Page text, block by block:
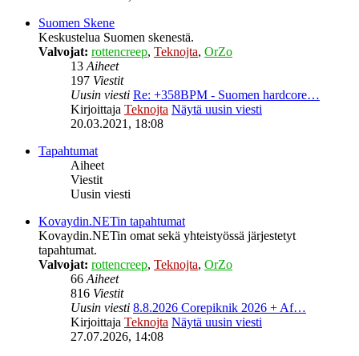
Suomen Skene
Keskustelua Suomen skenestä.
Valvojat: rottencreep, Teknojta, OrZo
13Aiheet
197 Viestit
Uusin viesti Re: +358BPM - Suomen hardcore…
Kirjoittaja Teknojta Näytä uusin viesti
20.03.2021, 18:08
Tapahtumat
Aiheet
Viestit
Uusin viesti
Kovaydin.NETin tapahtumat
Kovaydin.NETin omat sekä yhteistyössä järjestetyt
tapahtumat.
Valvojat: rottencreep, Teknojta, OrZo
66Aiheet
816 Viestit
Uusin viesti 8.8.2026 Corepiknik 2026 + Af…
Kirjoittaja Teknojta Näytä uusin viesti
27.07.2026, 14:08